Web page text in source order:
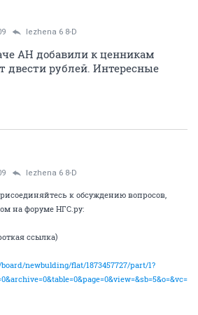
lezhena 6 8-D
АН добавили к ценникам
рублей. Интересные
lezhena 6 8-D
к обсуждению вопросов,
на форуме НГС.ру:
ссылка)
newbulding/flat/1873457727/part/1?